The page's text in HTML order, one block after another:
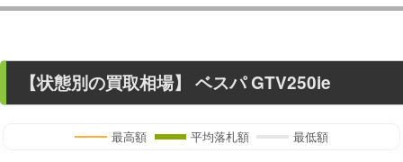
【状態別の買取相場】 ベスパ GTV250ie
最高額 平均落札額 最低額